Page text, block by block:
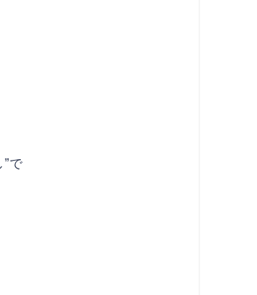
で